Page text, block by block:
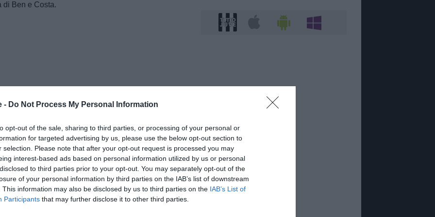
- Do Not Process My Personal Information
opt-out of the sale, sharing to third parties, or processing of your personal or
for targeted advertising by us, please use the below opt-out section to
selection. Please note that after your opt-out request is processed you may
interest-based ads based on personal information utilized by us or personal
to third parties prior to your opt-out. You may separately opt-out of the
of your personal information by third parties on the IAB’s list of downstream
This information may also be disclosed by us to third parties on the IAB’s List of
Participants that may further disclose it to other third parties.
di Ben e Costa.
sono felice per la promozione in serie B. La
pronunciata da una persona poco tifosa dei
certamente nessuno.